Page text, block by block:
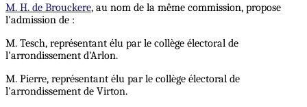
M. H. de Brouckere, au nom de la même commission, propose
l'admission de :
M. Tesch, représentant élu par le collège électoral de
l'arrondissement d'Arlon.
M. Pierre, représentant élu par le collège électoral de
l'arrondissement de Virton.